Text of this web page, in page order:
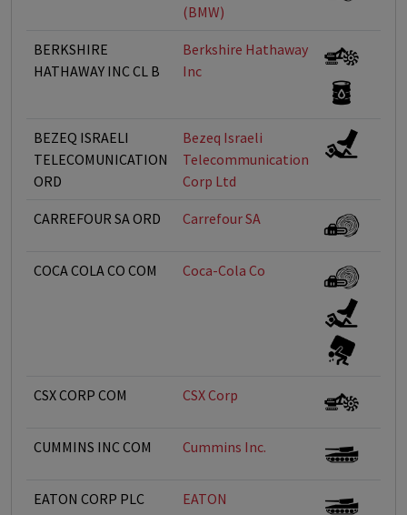
(BMW)
BERKSHIRE
HATHAWAY INC CL B
Berkshire Hathaway
Inc
BEZEQ ISRAELI
TELECOMUNICATION
ORD
Bezeq Israeli
Telecommunication
Corp Ltd
CARREFOUR SA ORD Carrefour SA
COCA COLA CO COM Coca-Cola Co
CSX CORP COM CSX Corp
CUMMINS INC COM Cummins Inc.
EATON CORP PLC
EATON